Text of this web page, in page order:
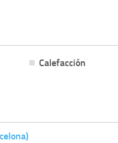
Calefacción